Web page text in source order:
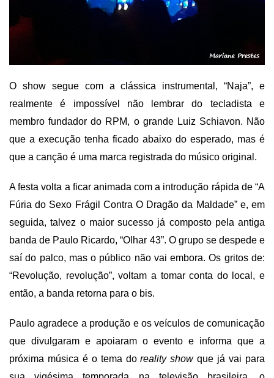
O show segue com a clássica instrumental, “Naja”, e
realmente é impossível não lembrar do tecladista e
membro fundador do RPM, o grande Luiz Schiavon. Não
que a execução tenha ficado abaixo do esperado, mas é
que a canção é uma marca registrada do músico original.
A festa volta a ficar animada com a introdução rápida de “A
Fúria do Sexo Frágil Contra O Dragão da Maldade” e, em
seguida, talvez o maior sucesso já composto pela antiga
banda de Paulo Ricardo, “Olhar 43”. O grupo se despede e
saí do palco, mas o público não vai embora. Os gritos de:
“Revolução, revolução”, voltam a tomar conta do local, e
então, a banda retorna para o bis.
Paulo agradece a produção e os veículos de comunicação
que divulgaram e apoiaram o evento e informa que a
próxima música é o tema doreality showque já vai para